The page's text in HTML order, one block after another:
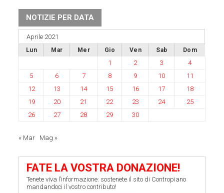
NOTIZIE PER DATA
Aprile 2021
Lun Mar Mer Gio Ven Sab Dom
1 2 3
4
5
6 7 8 9 10
11
12
13 14 15 16 17
18
19
20 21 22 23 24
25
26
27 28 29 30
« Mar Mag »
FATE LA VOSTRA DONAZIONE!
Tenete viva l’informazione: sostenete il sito di Contropiano
mandandoci il vostro contributo!